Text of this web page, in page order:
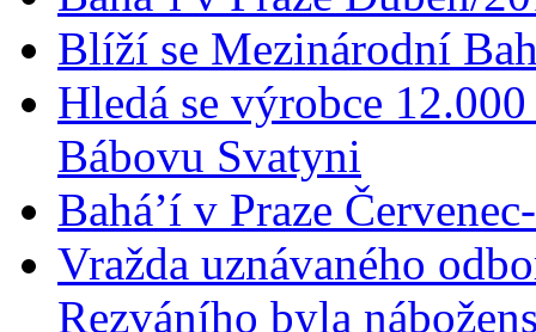
Blíží se Mezinárodní
Hledá se výrobce
Bábovu Svatyni
Bahá’í v Praze
Vražda uznávaného
Rezváního byla